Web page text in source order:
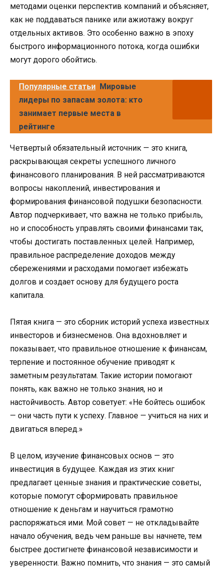
методами оценки перспектив компаний и объясняет,
как не поддаваться панике или ажиотажу вокруг
отдельных активов. Это особенно важно в эпоху
быстрого информационного потока, когда ошибки
могут дорого обойтись.
Популярные статьи Мировые
лидеры по запасам золота: кто
занимает первые места в
рейтинге
Четвертый обязательный источник — это книга,
раскрывающая секреты успешного личного
финансового планирования. В ней рассматриваются
вопросы накоплений, инвестирования и
формирования финансовой подушки безопасности.
Автор подчеркивает, что важна не только прибыль,
но и способность управлять своими финансами так,
чтобы достигать поставленных целей. Например,
правильное распределение доходов между
сбережениями и расходами помогает избежать
долгов и создает основу для будущего роста
капитала.
Пятая книга — это сборник историй успеха известных
инвесторов и бизнесменов. Она вдохновляет и
показывает, что правильное отношение к финансам,
терпение и постоянное обучение приводят к
заметным результатам. Такие истории помогают
понять, как важно не только знания, но и
настойчивость. Автор советует: «Не бойтесь ошибок
— они часть пути к успеху. Главное — учиться на них и
двигаться вперед.»
В целом, изучение финансовых основ — это
инвестиция в будущее. Каждая из этих книг
предлагает ценные знания и практические советы,
которые помогут сформировать правильное
отношение к деньгам и научиться грамотно
распоряжаться ими. Мой совет — не откладывайте
начало обучения, ведь чем раньше вы начнете, тем
быстрее достигнете финансовой независимости и
уверенности. Важно помнить, что знания — это самый